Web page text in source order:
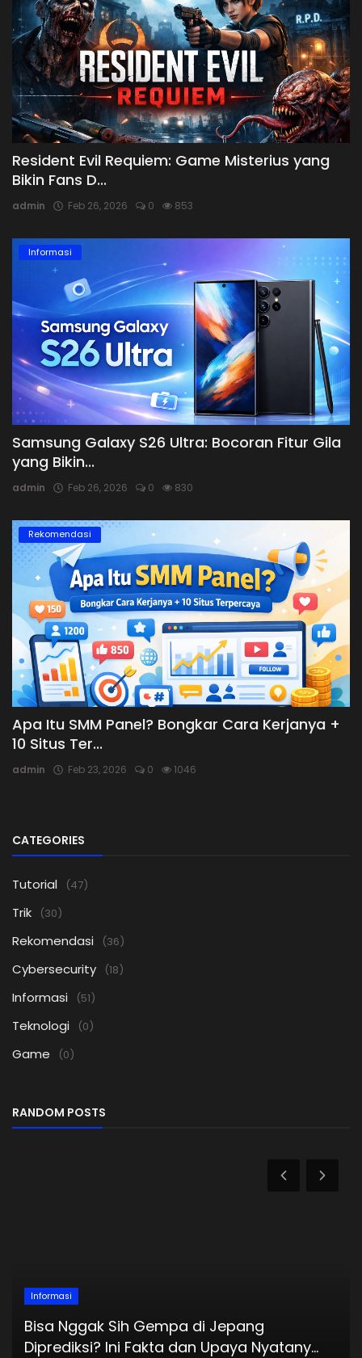
Resident Evil Requiem: Game Misterius yang
Bikin Fans D...
admin Feb 26, 2026 0 853
Informasi
Samsung Galaxy S26 Ultra: Bocoran Fitur Gila
yang Bikin...
admin Feb 26, 2026 0 830
Rekomendasi
Apa Itu SMM Panel? Bongkar Cara Kerjanya +
10 Situs Ter...
admin Feb 23, 2026 0 1046
CATEGORIES
Tutorial (47)
Trik (30)
Rekomendasi (36)
Cybersecurity (18)
Informasi (51)
Teknologi (0)
Game (0)
RANDOM POSTS
Informasi
Bisa Nggak Sih Gempa di Jepang
Diprediksi? Ini Fakta dan Upaya Nyatany...